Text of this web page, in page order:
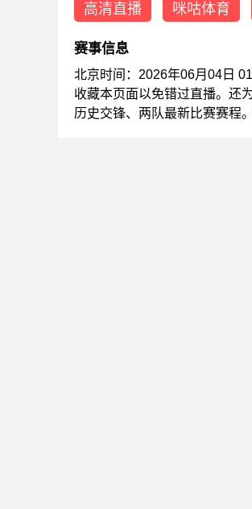
高清直播 咪咕体育
赛事信息
北京时间：2026年06月04日
收藏本页面以免错过直播。还
历史交锋、两队最新比赛赛程